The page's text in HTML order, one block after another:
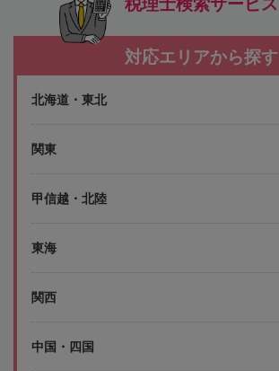
税理士検索サービス
対応エリアから探す
北海道・東北
関東
甲信越・北陸
東海
関西
中国・四国